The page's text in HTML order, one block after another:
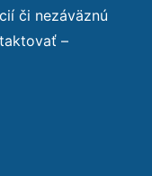
či nezáväznú
–